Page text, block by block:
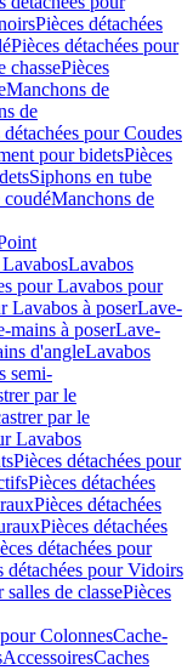
Pièces détachées
Pièces détachées pour
chassePièces
Manchons de
de
détachées pour Coudes
pour bidetsPièces
Siphons en tube
coudéManchons de
LavabosLavabos
pour Lavabos pour
Lavabos à poserLave-
mains à poserLave-
d'angleLavabos
semi-
par le
par le
Lavabos
Pièces détachées pour
Pièces détachées
Pièces détachées
Pièces détachées
détachées pour
détachées pour Vidoirs
de classePièces
ColonnesCache-
AccessoiresCaches